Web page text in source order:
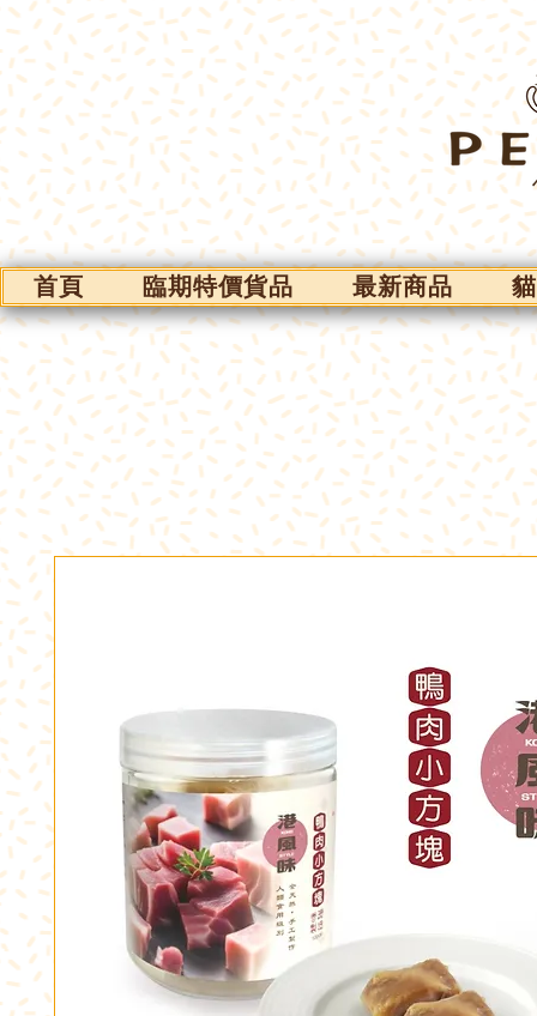
首頁 臨期特價貨品 最新商品